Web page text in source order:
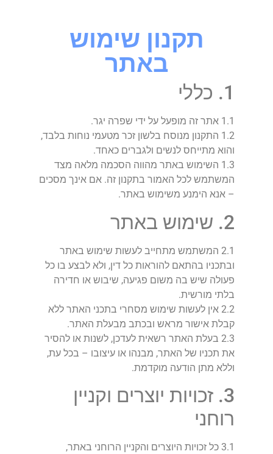
תקנון שימוש
באתר
1. כללי
1.1 אתר זה מופעל על ידי שפרה יגר.
1.2 התקנון מנוסח בלשון זכר מטעמי נוחות בלבד,
והוא מתייחס לנשים ולגברים כאחד.
1.3 השימוש באתר מהווה הסכמה מלאה מצד
המשתמש לכל האמור בתקנון זה. אם אינך מסכים
– אנא הימנע משימוש באתר.
2. שימוש באתר
2.1 המשתמש מתחייב לעשות שימוש באתר
ובתכניו בהתאם להוראות כל דין, ולא לבצע בו כל
פעולה שיש בה משום פגיעה, שיבוש או חדירה
בלתי מורשית.
2.2 אין לעשות שימוש מסחרי בתכני האתר ללא
קבלת אישור מראש ובכתב מבעלת האתר.
2.3 בעלת האתר רשאית לעדכן, לשנות או להסיר
את תכניו של האתר, מבנהו או עיצובו – בכל עת,
וללא מתן הודעה מוקדמת.
3. זכויות יוצרים וקניין
רוחני
3.1 כל זכויות היוצרים והקניין הרוחני באתר,